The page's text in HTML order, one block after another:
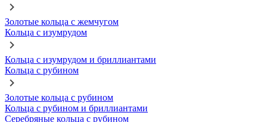
Золотые кольца с жемчугом
Кольца с изумрудом
Кольца с изумрудом и бриллиантами
Кольца с рубином
Золотые кольца с рубином
Кольца с рубином и бриллиантами
Серебряные кольца с рубином